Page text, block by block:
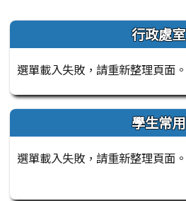
左邊區域內容 行政處室
選單載入失敗，請重新整理頁面。
學生常用
選單載入失敗，請重新整理頁面。